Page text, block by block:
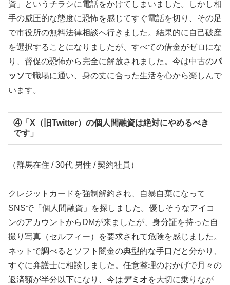
資」というチラシに電話をかけてしまいました。しかし相
手の威圧的な態度に恐怖を感じてすぐ電話を切り、その足
で市役所の無料法律相談へ行きました。結果的に自己破産
を選択することになりましたが、すべての借金がゼロにな
り、督促の恐怖から完全に解放されました。今は中古のパ
ッソで職場に通い、身の丈に合った生活を心から楽しんで
います。
④「X（旧Twitter）の個人間融資は絶対にやめるべき
です」
（群馬在住 / 30代 男性 / 契約社員）
クレジットカードを強制解約され、自暴自棄になって
SNSで「個人間融資」を探しました。優しそうなアイコ
ンのアカウントからDMが来ましたが、身分証を持った自
撮り写真（セルフィー）を要求されて危険を感じました。
ネットで調べるとソフト闇金の典型的な手口だと分かり、
すぐに弁護士に相談しました。任意整理のおかげで月々の
返済額が半分以下になり、今はデミオを大切に乗りなが